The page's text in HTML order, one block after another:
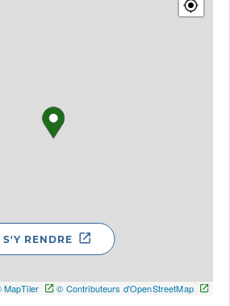
MapTiler © Contributeurs d'OpenStreetMap
S'Y RENDRE